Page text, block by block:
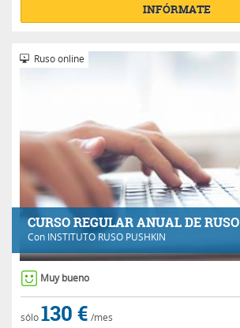
INFÓRMATE
CURSO REGULAR ANUAL DE RUSO
Con INSTITUTO RUSO PUSHKIN
Ruso online
Muy bueno
sólo130 € /mes